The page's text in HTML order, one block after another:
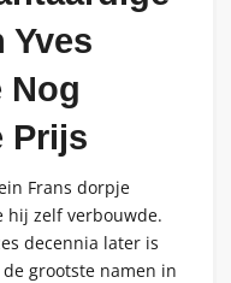
Nog
Prijs
Frans dorpje
hij zelf verbouwde.
decennia later is
grootste namen in